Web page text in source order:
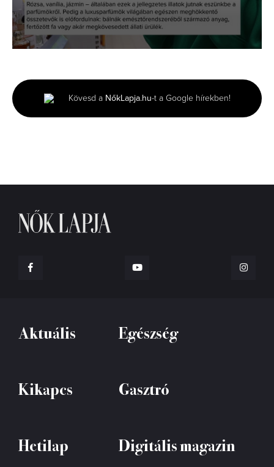
minute,
42
seconds
Kövesd a NőkLapja.hu-t a Google hírekben!
Aktuális Egészség
Kikapcs Gasztró
Hetilap Digitális magazin